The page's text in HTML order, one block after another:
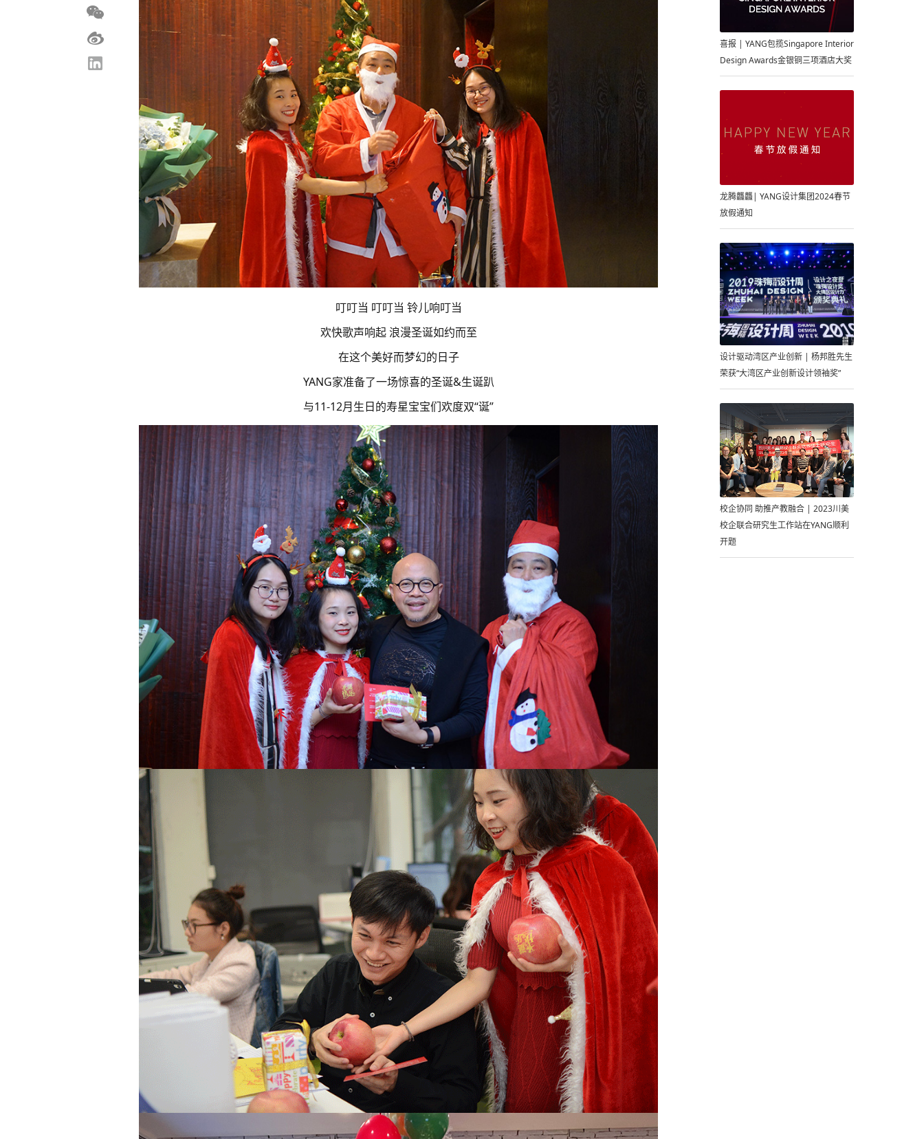
叮叮当 叮叮当 铃儿响叮当
欢快歌声响起 浪漫圣诞如约而至
在这个美好而梦幻的日子
YANG家准备了一场惊喜的圣诞&生诞趴
与11-12月生日的寿星宝宝们欢度双“诞”
喜报 | YANG包揽Singapore Interior
Design Awards金银铜三项酒店大奖
龙腾龘龘| YANG设计集团2024春节
放假通知
设计驱动湾区产业创新 | 杨邦胜先生
荣获“大湾区产业创新设计领袖奖”
校企协同 助推产教融合 | 2023川美
校企联合研究生工作站在YANG顺利
开题